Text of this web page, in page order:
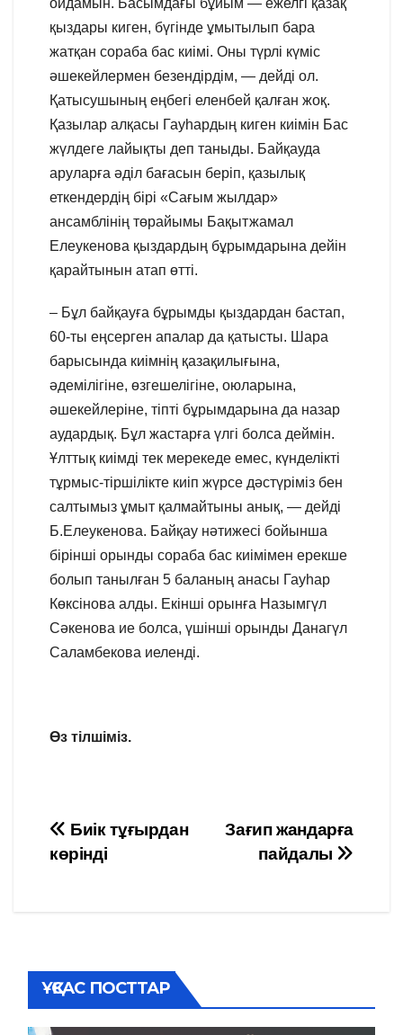
ойдамын. Басымдағы бұйым — ежелгі қазақ
қыздары киген, бүгінде ұмытылып бара
жатқан сораба бас киімі. Оны түрлі күміс
әшекейлермен безендірдім, — дейді ол.
Қатысушының еңбегі еленбей қалған жоқ.
Қазылар алқасы Гауһардың киген киімін Бас
жүлдеге лайықты деп таныды. Байқауда
аруларға әділ бағасын беріп, қазылық
еткендердің бірі «Сағым жылдар»
ансамблінің төрайымы Бақытжамал
Елеукенова қыздардың бұрымдарына дейін
қарайтынын атап өтті.
– Бұл байқауға бұрымды қыздардан бастап,
60-ты еңсерген апалар да қатысты. Шара
барысында киімнің қазақилығына,
әдемілігіне, өзгешелігіне, оюларына,
әшекейлеріне, тіпті бұрымдарына да назар
аудардық. Бұл жастарға үлгі болса деймін.
Ұлттық киімді тек мерекеде емес, күнделікті
тұрмыс-тіршілікте киіп жүрсе дәстүріміз бен
салтымыз ұмыт қалмайтыны анық, — дейді
Б.Елеукенова. Байқау нәтижесі бойынша
бірінші орынды сораба бас киімімен ерекше
болып танылған 5 баланың анасы Гауһар
Көксінова алды. Екінші орынға Назымгүл
Сәкенова ие болса, үшінші орынды Данагүл
Саламбекова иеленді.
Өз тілшіміз.
Навигация
по
Зағип жандарға
пайдалы
Биік тұғырдан
көрінді
ҰҚСАС ПОСТТАР